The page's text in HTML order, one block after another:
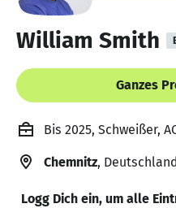
William Smith
Ganzes
Bis 2025, Schweißer,
Chemnitz, Deutschland
Logg Dich ein, um alle